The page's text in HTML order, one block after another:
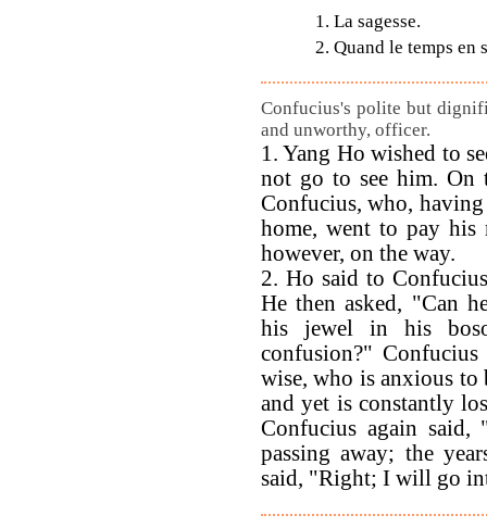
1. La sagesse.
2. Quand le temps en
Confucius's polite but
and unworthy, officer.
1. Yang Ho wished to
not go to see him. On
Confucius, who, having
home, went to pay his
however, on the way.
2. Ho said to
He then asked, "Can
his jewel in his
confusion?"
wise, who is anxious to
and yet is constantly
Confucius again said,
passing away; the
said, "Right; I will go